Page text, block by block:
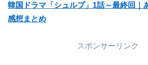
韓国ドラマ「シュルプ」1話～最終回｜
感想まとめ
スポンサーリンク